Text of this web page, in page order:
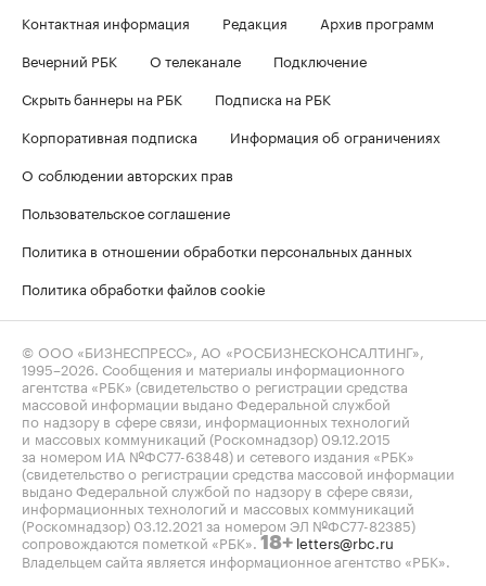
Контактная информация Редакция
Архив программ
Вечерний РБК
О телеканале
Подключение
Скрыть баннеры на РБК
Подписка на РБК
Корпоративная подписка
Информация об ограничениях
О соблюдении авторских прав
Пользовательское соглашение
Политика в отношении обработки персональных данных
Политика обработки файлов cookie
© ООО «БИЗНЕСПРЕСС», АО «РОСБИЗНЕСКОНСАЛТИНГ»,
1995–2026. Сообщения и материалы информационного
агентства «РБК» (свидетельство о регистрации средства
массовой информации выдано Федеральной службой
по надзору в сфере связи, информационных технологий
и массовых коммуникаций (Роскомнадзор) 09.12.2015
за номером ИА №ФС77-63848) и сетевого издания «РБК»
(свидетельство о регистрации средства массовой информации
выдано Федеральной службой по надзору в сфере связи,
информационных технологий и массовых коммуникаций
(Роскомнадзор) 03.12.2021 за номером ЭЛ №ФС77-82385)
сопровождаются пометкой «РБК». 18+ letters@rbc.ru
Владельцем сайта является информационное агентство «РБК».